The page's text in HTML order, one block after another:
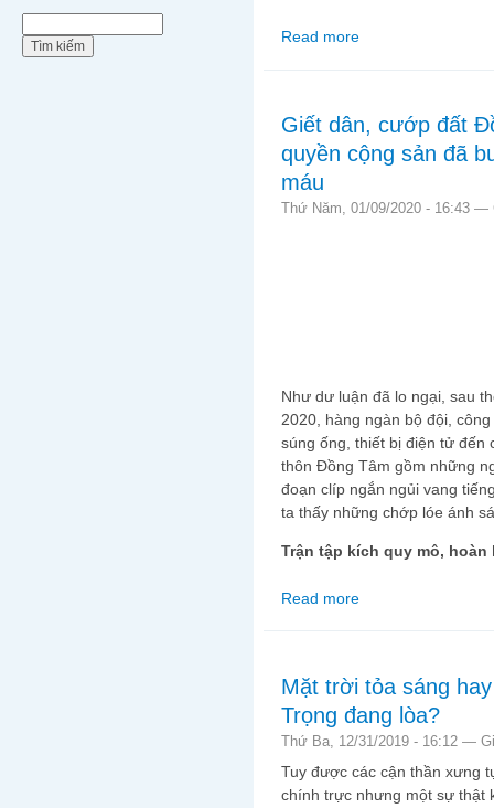
Read more
Giết dân, cướp đất
quyền cộng sản đã
máu
Thứ Năm, 01/09/2020 - 16:43 —
Như dư luận đã lo ngại, sau
2020, hàng ngàn bộ đội,
súng ống, thiết bị điện tử đến
thôn Đồng Tâm gồm những
đoạn clíp ngắn ngủi vang
ta thấy những chớp lóe ánh
Trận tập kích quy mô, hoàn
Read more
Mặt trời tỏa sáng
Trọng đang lòa?
Thứ Ba, 12/31/2019 - 16:12 —
Tuy được các cận thần xưng
chính trực nhưng một sự thật